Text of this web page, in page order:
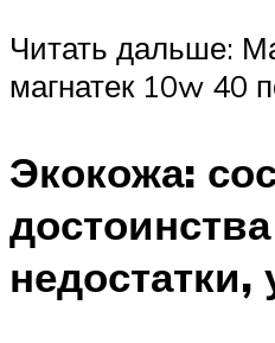
Читать дальше:
магнатек 10w 40
Экокожа:
недостатки,